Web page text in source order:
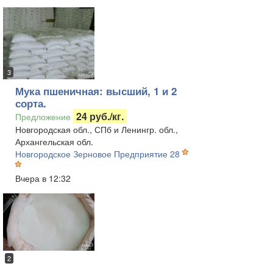
3
Мука пшеничная: высший, 1 и 2
сорта.
Предложение 24 руб./кг.
Новгородская обл., СПб и Ленингр. обл.,
Архангельская обл.
Новгородское Зерновое Предприятие 28
Вчера в 12:32
2